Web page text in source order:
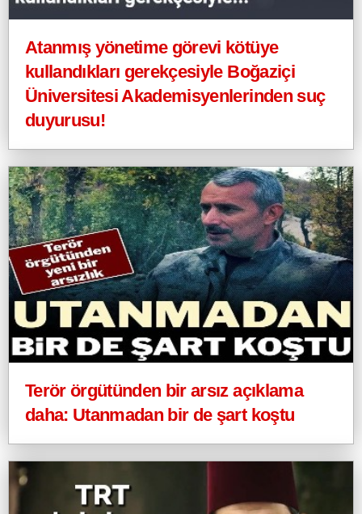
Atanmış yönetime görevi kötüye
kullandıkları gerekçesiyle Boğaziçi
Üniversitesi Akademisyenlerinden suç
duyurusu!
Terör örgütünden bir arsız açıklama
daha: Utanmadan bir de şart koştu